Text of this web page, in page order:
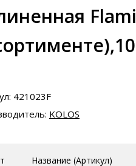
421023F
KOLOS
Название (Артикул)